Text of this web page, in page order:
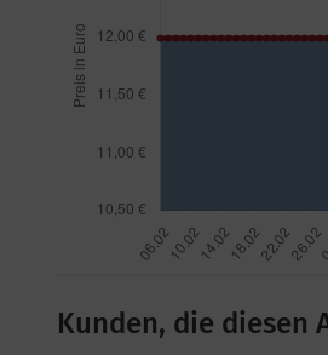
Kunden, die diesen